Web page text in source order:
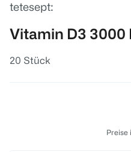
tetesept:
Vitamin D3 3000
20 Stück
Preise